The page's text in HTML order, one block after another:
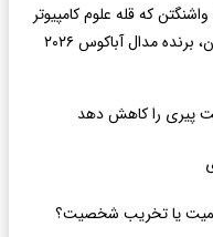
که قله علوم کامپیوتر
نظری را فتح کرد/ شایان اویس‌ قرن، برنده مدال آباکوس ۲۰۲۶
پیری را کاهش دهد
یا تخریب شخصیت؟